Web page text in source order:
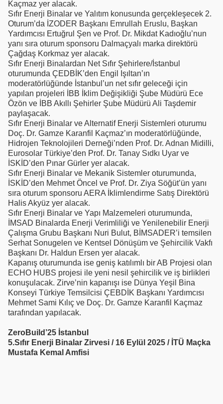
Kaçmaz yer alacak.
Sıfır Enerji Binalar ve Yalıtım konusunda gerçekleşecek 2.
Oturum’da İZODER Başkanı Emrullah Eruslu, Başkan
Yardımcısı Ertuğrul Şen ve Prof. Dr. Mikdat Kadıoğlu’nun
yanı sıra oturum sponsoru Dalmaçyalı marka direktörü
Çağdaş Korkmaz yer alacak.
Sıfır Enerji Binalardan Net Sıfır Şehirlere/İstanbul
oturumunda ÇEDBİK’den Engil Işıltan’ın
moderatörlüğünde İstanbul’un net sıfır geleceği için
yapılan projeleri İBB İklim Değişikliği Şube Müdürü Ece
Özön ve İBB Akıllı Şehirler Şube Müdürü Ali Taşdemir
paylaşacak.
Sıfır Enerji Binalar ve Alternatif Enerji Sistemleri oturumu
Doç. Dr. Gamze Karanfil Kaçmaz’ın moderatörlüğünde,
Hidrojen Teknolojileri Derneği’nden Prof. Dr. Adnan Midilli,
Eurosolar Türkiye’den Prof. Dr. Tanay Sıdkı Uyar ve
İSKİD’den Pınar Gürler yer alacak.
Sıfır Enerji Binalar ve Mekanik Sistemler oturumunda,
İSKİD’den Mehmet Öncel ve Prof. Dr. Ziya Söğüt’ün yanı
sıra oturum sponsoru AERA İklimlendirme Satış Direktörü
Halis Akyüz yer alacak.
Sıfır Enerji Binalar ve Yapı Malzemeleri oturumunda,
İMSAD Binalarda Enerji Verimliliği ve Yenilenebilir Enerji
Çalışma Grubu Başkanı Nuri Bulut, BİMSADER’i temsilen
Serhat Sonugelen ve Kentsel Dönüşüm ve Şehircilik Vakfı
Başkanı Dr. Haldun Ersen yer alacak.
Kapanış oturumunda ise geniş katılımlı bir AB Projesi olan
ECHO HUBS projesi ile yeni nesil şehircilik ve iş birlikleri
konuşulacak. Zirve’nin kapanışı ise Dünya Yeşil Bina
Konseyi Türkiye Temsilcisi ÇEBDİK Başkanı Yardımcısı
Mehmet Sami Kılıç ve Doç. Dr. Gamze Karanfil Kaçmaz
tarafından yapılacak.
ZeroBuild’25 İstanbul
5.Sıfır Enerji Binalar Zirvesi / 16 Eylül 2025 / İTÜ Maçka
Mustafa Kemal Amfisi